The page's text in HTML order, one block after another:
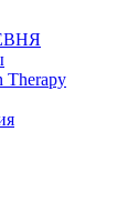
Therapy